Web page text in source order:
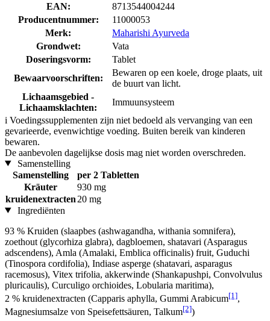
EAN:
8713544004244
Producentnummer:
11000053
Merk:
Maharishi Ayurveda
Grondwet:
Vata
Doseringsvorm:
Tablet
Bewaarvoorschriften:
Bewaren op een koele, droge plaats, uit
de buurt van licht.
Lichaamsgebied -
Lichaamsklachten:
Immuunsysteem
i Voedingssupplementen zijn niet bedoeld als vervanging van een
gevarieerde, evenwichtige voeding. Buiten bereik van kinderen
bewaren.
De aanbevolen dagelijkse dosis mag niet worden overschreden.
Samenstelling
Samenstelling
per 2 Tabletten
Kräuter
930 mg
kruidenextracten 20 mg
Ingrediënten
93 % Kruiden (slaapbes (ashwagandha, withania somnifera),
zoethout (glycorhiza glabra), dagbloemen, shatavari (Asparagus
adscendens), Amla (Amalaki, Emblica officinalis) fruit, Guduchi
(Tinospora cordifolia), Indiase asperge (shatavari, asparagus
racemosus), Vitex trifolia, akkerwinde (Shankapushpi, Convolvulus
pluricaulis), Curculigo orchioides, Lobularia maritima),
2 % kruidenextracten (Capparis aphylla, Gummi Arabicum[1],
Magnesiumsalze von Speisefettsäuren, Talkum[2])